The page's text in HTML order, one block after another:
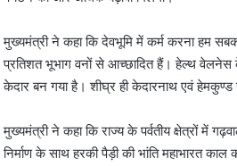
मुख्यमंत्री ने कहा कि देवभूमि में कर्म करना हम
प्रतिशत भूभाग वनों से आच्छादित हैं। हेल्थ वेलनेस
केदार बन गया है। शीघ्र ही केदारनाथ एवं हेमकुण्ड
मुख्यमंत्री ने कहा कि राज्य के पर्वतीय क्षेत्रों में
निर्माण के साथ हरकी पैड़ी की भांति महाभारत काल